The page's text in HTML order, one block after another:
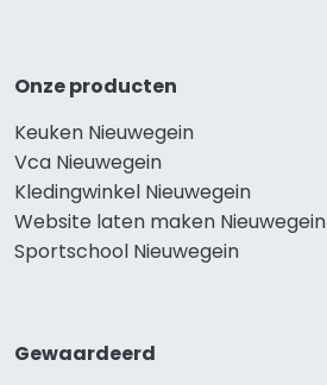
Onze producten
Keuken Nieuwegein
Vca Nieuwegein
Kledingwinkel Nieuwegein
Website laten maken Nieuwegein
Sportschool Nieuwegein
Gewaardeerd